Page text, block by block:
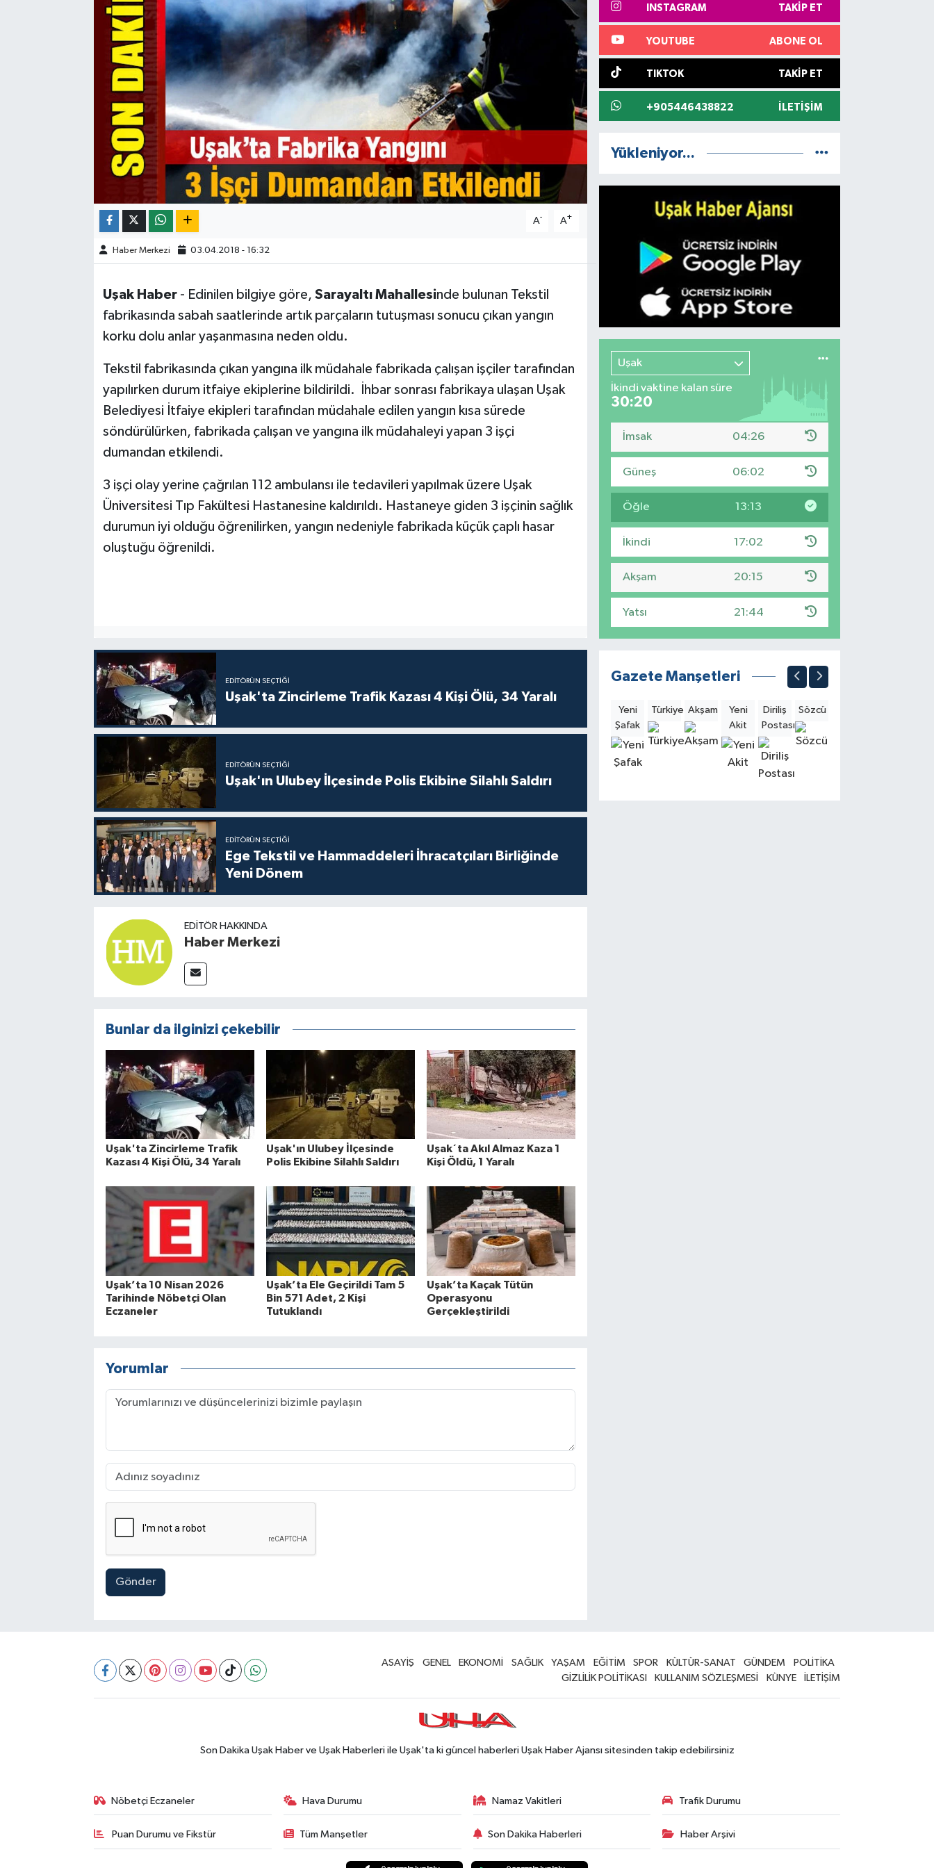
A- A+
Haber Merkezi 03.04.2018 - 16:32
Uşak Haber- Edinilen bilgiye göre, Sarayaltı Mahallesinde bulunan Tekstil
fabrikasında sabah saatlerinde artık parçaların tutuşması sonucu çıkan yangın
korku dolu anlar yaşanmasına neden oldu.
Tekstil fabrikasında çıkan yangına ilk müdahale fabrikada çalışan işçiler tarafından
yapılırken durum itfaiye ekiplerine bildirildi. İhbar sonrası fabrikaya ulaşan Uşak
Belediyesi İtfaiye ekipleri tarafından müdahale edilen yangın kısa sürede
söndürülürken, fabrikada çalışan ve yangına ilk müdahaleyi yapan 3 işçi
dumandan etkilendi.
3 işçi olay yerine çağrılan 112 ambulansı ile tedavileri yapılmak üzere Uşak
Üniversitesi Tıp Fakültesi Hastanesine kaldırıldı. Hastaneye giden 3 işçinin sağlık
durumun iyi olduğu öğrenilirken, yangın nedeniyle fabrikada küçük çaplı hasar
oluştuğu öğrenildi.
EDITÖRÜN SEÇTIĞI
Uşak'ta Zincirleme Trafik Kazası 4 Kişi Ölü, 34 Yaralı
EDITÖRÜN SEÇTIĞI
Uşak'ın Ulubey İlçesinde Polis Ekibine Silahlı Saldırı
EDITÖRÜN SEÇTIĞI
Ege Tekstil ve Hammaddeleri İhracatçıları Birliğinde
Yeni Dönem
EDITÖR HAKKINDA
Haber Merkezi
Bunlar da ilginizi çekebilir
Uşak'ta Zincirleme Trafik
Kazası 4 Kişi Ölü, 34 Yaralı
Uşak'ın Ulubey İlçesinde
Polis Ekibine Silahlı Saldırı
Uşak´ta Akıl Almaz Kaza 1
Kişi Öldü, 1 Yaralı
Uşak’ta 10 Nisan 2026
Tarihinde Nöbetçi Olan
Eczaneler
Uşak’ta Ele Geçirildi Tam 5
Bin 571 Adet, 2 Kişi
Tutuklandı
Uşak’ta Kaçak Tütün
Operasyonu
Gerçekleştirildi
Yorumlar
Gönder
INSTAGRAM TAKIP ET
YOUTUBE ABONE OL
TIKTOK TAKIP ET
+905446438822 İLETIŞIM
Yükleniyor...
Uşak
İkindi vaktine kalan süre
30:19
İmsak 04:26
Güneş 06:02
Öğle 13:13
İkindi 17:02
Akşam 20:15
Yatsı 21:44
Gazete Manşetleri
Yeni
Şafak
Türkiye Akşam
Yeni
Akit
Diriliş
Postası
Sözcü
ASAYİŞ GENEL EKONOMİ SAĞLIK YAŞAM EĞİTİM SPOR KÜLTÜR-SANAT GÜNDEM
POLİTİKA
GİZLİLİK POLİTİKASI
KULLANIM SÖZLEŞMESİ KÜNYE İLETİŞİM
Son Dakika Uşak Haber ve Uşak Haberleri ile Uşak'ta ki güncel haberleri Uşak Haber Ajansı sitesinden takip edebilirsiniz
Nöbetçi Eczaneler Hava Durumu Namaz Vakitleri Trafik Durumu
Puan Durumu ve Fikstür Tüm Manşetler Son Dakika Haberleri Haber Arşivi
HABERDE İNSAN
BİLİM VE TEKNOLOJİ
KAMPANYALAR
KÜLTÜR-SANAT